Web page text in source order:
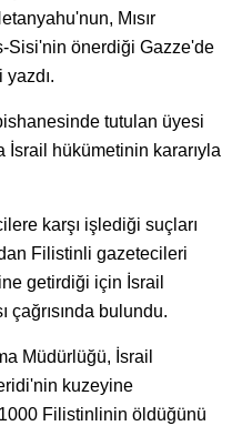
Mısır
Sisi'nin önerdiği Gazze'de
tutulan üyesi
İsrail hükümetinin kararıyla
karşı işlediği suçları
Filistinli gazetecileri
getirdiği için İsrail
çağrısında bulundu.
Müdürlüğü, İsrail
kuzeyine
Filistinlinin öldüğünü